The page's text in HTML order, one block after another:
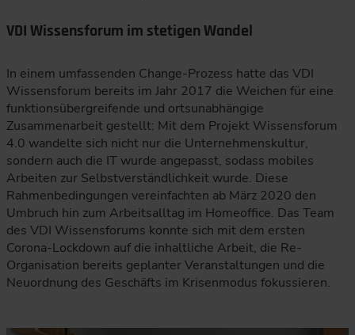
VDI Wissensforum im stetigen Wandel
In einem umfassenden Change-Prozess hatte das VDI
Wissensforum bereits im Jahr 2017 die Weichen für eine
funktionsübergreifende und ortsunabhängige
Zusammenarbeit gestellt: Mit dem Projekt Wissensforum
4.0 wandelte sich nicht nur die Unternehmenskultur,
sondern auch die IT wurde angepasst, sodass mobiles
Arbeiten zur Selbstverständlichkeit wurde. Diese
Rahmenbedingungen vereinfachten ab März 2020 den
Umbruch hin zum Arbeitsalltag im Homeoffice. Das Team
des VDI Wissensforums konnte sich mit dem ersten
Corona-Lockdown auf die inhaltliche Arbeit, die Re-
Organisation bereits geplanter Veranstaltungen und die
Neuordnung des Geschäfts im Krisenmodus fokussieren.